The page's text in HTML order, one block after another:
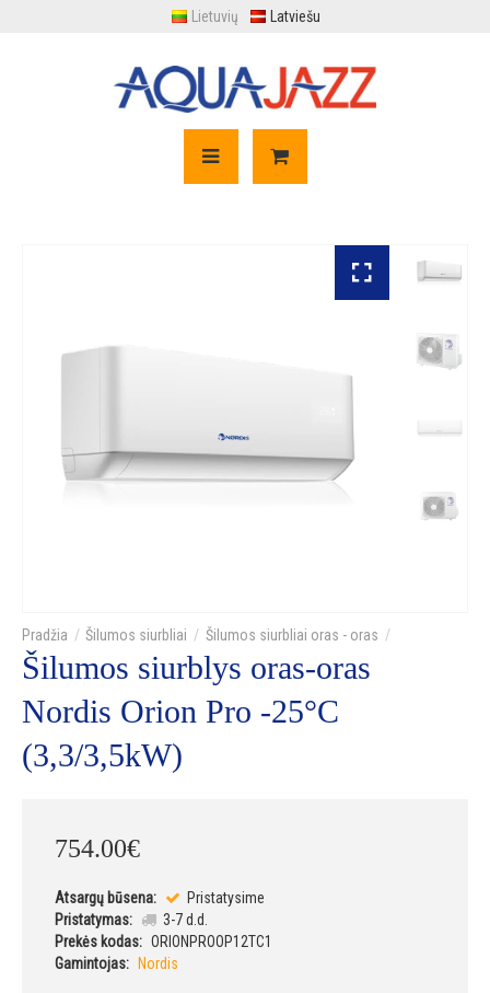
Lietuvių Latviešu
Šilumos siurbliai Šilumos siurbliai oras - oras
Šilumos siurblys oras-oras
Nordis Orion Pro -25°C
(3,3/3,5kW)
754.00€
Atsargų būsena:
Pristatysime
Pristatymas:
3-7 d.d.
Prekės kodas: ORIONPROOP12TC1
Gamintojas:
Nordis